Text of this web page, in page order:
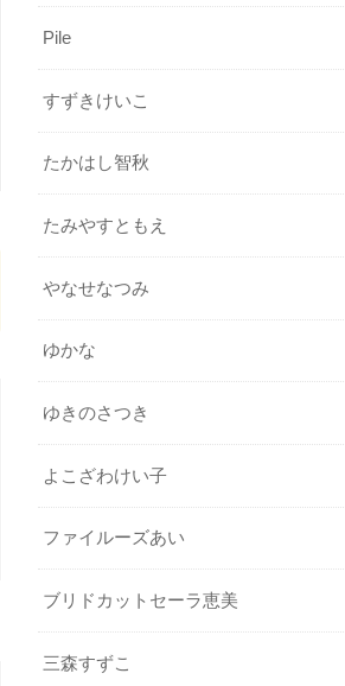
Pile
すずきけいこ
たかはし智秋
たみやすともえ
やなせなつみ
ゆかな
ゆきのさつき
よこざわけい子
ファイルーズあい
ブリドカットセーラ恵美
三森すずこ